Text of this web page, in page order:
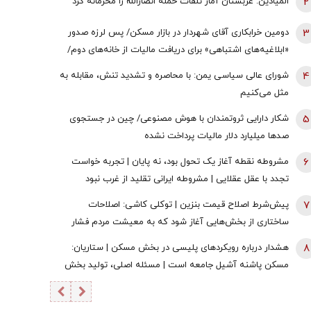
دومین خرابکاری آقای شهردار در بازار مسکن/ پس لرزه صدور
«ابلاغیه‌های اشتباهی» برای دریافت مالیات از خانه‌‌های دوم/
3
شورای عالی سیاسی یمن: با محاصره و تشدید تنش، مقابله به
مثل می‌کنیم
4
شکار دارایی ثروتمندان با هوش مصنوعی/ چین در جستجوی
صدها میلیارد دلار مالیات پرداخت نشده
5
مشروطه نقطه آغاز یک تحول بود، نه پایان | تجربه خواست
تجدد با عقل عقلایی | مشروطه ایرانی تقلید از غرب نبود
6
پیش‌شرط اصلاح قیمت بنزین | توکلی کاشی: اصلاحات
ساختاری از بخش‌هایی آغاز شود که به معیشت مردم فشار
7
هشدار درباره رویکردهای پلیسی در بخش مسکن | ستاریان:
مسکن پاشنه آشیل جامعه است | مسئله اصلی، تولید بخش
8